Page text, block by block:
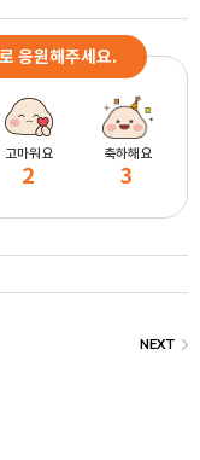
응원해주세요.
고마워요
2
축하해요
3